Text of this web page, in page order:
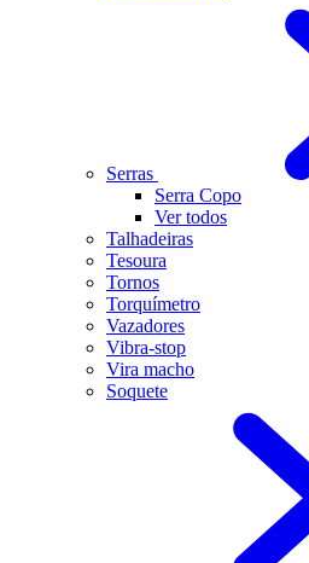
Serras
Serra Copo
Ver todos
Talhadeiras
Tesoura
Tornos
Torquímetro
Vazadores
Vibra-stop
Vira macho
Soquete